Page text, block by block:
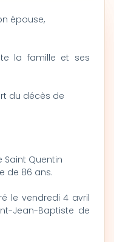
épouse,
la famille et ses
du décès de
Quentin
de 86 ans.
le vendredi 4 avril
Jean-Baptiste de